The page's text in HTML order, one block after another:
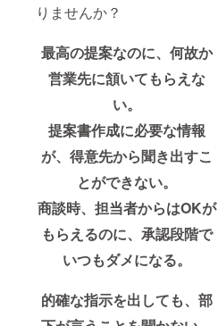
りませんか？
最高の提案なのに、何故か
営業先に頷いてもらえな
い。
提案書作成に必要な情報
が、得意先から聞き出すこ
とができない。
商談時、担当者からはOKが
もらえるのに、承認段階で
いつもダメになる。
的確な指示を出しても、部